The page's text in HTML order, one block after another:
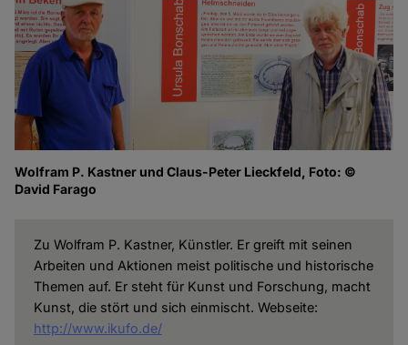
Wolfram P. Kastner und Claus-Peter Lieckfeld, Foto: ©
David Farago
Zu Wolfram P. Kastner, Künstler. Er greift mit seinen
Arbeiten und Aktionen meist politische und historische
Themen auf. Er steht für Kunst und Forschung, macht
Kunst, die stört und sich einmischt. Webseite:
http://www.ikufo.de/